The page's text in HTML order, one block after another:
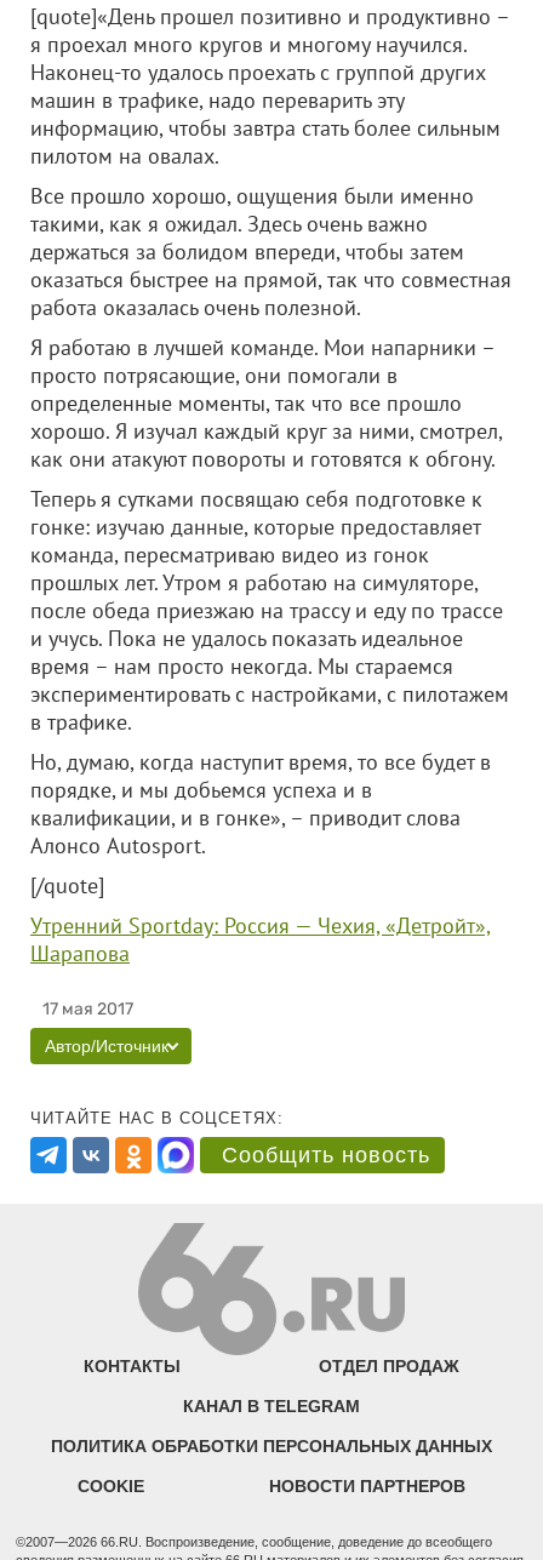
[quote]«День прошел позитивно и продуктивно –
я проехал много кругов и многому научился.
Наконец-то удалось проехать с группой других
машин в трафике, надо переварить эту
информацию, чтобы завтра стать более сильным
пилотом на овалах.
Все прошло хорошо, ощущения были именно
такими, как я ожидал. Здесь очень важно
держаться за болидом впереди, чтобы затем
оказаться быстрее на прямой, так что совместная
работа оказалась очень полезной.
Я работаю в лучшей команде. Мои напарники –
просто потрясающие, они помогали в
определенные моменты, так что все прошло
хорошо. Я изучал каждый круг за ними, смотрел,
как они атакуют повороты и готовятся к обгону.
Теперь я сутками посвящаю себя подготовке к
гонке: изучаю данные, которые предоставляет
команда, пересматриваю видео из гонок
прошлых лет. Утром я работаю на симуляторе,
после обеда приезжаю на трассу и еду по трассе
и учусь. Пока не удалось показать идеальное
время – нам просто некогда. Мы стараемся
экспериментировать с настройками, с пилотажем
в трафике.
Но, думаю, когда наступит время, то все будет в
порядке, и мы добьемся успеха и в
квалификации, и в гонке», – приводит слова
Алонсо Autosport.
[/quote]
Утренний Sportday: Россия — Чехия, «Детройт»,
Шарапова
17 мая 2017
Автор/Источник
ЧИТАЙТЕ НАС В СОЦСЕТЯХ:
Сообщить новость
КОНТАКТЫ ОТДЕЛ ПРОДАЖ
КАНАЛ В TELEGRAM
ПОЛИТИКА ОБРАБОТКИ ПЕРСОНАЛЬНЫХ ДАННЫХ
COOKIE НОВОСТИ ПАРТНЕРОВ
©2007—2026 66.RU. Воспроизведение, сообщение, доведение до всеобщего